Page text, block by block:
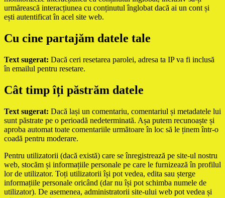
urmărească interacțiunea cu conținutul înglobat dacă ai un cont și
ești autentificat în acel site web.
Cu cine partajăm datele tale
Text sugerat: Dacă ceri resetarea parolei, adresa ta IP va fi inclusă
în emailul pentru resetare.
Cât timp îți păstrăm datele
Text sugerat: Dacă lași un comentariu, comentariul și metadatele lui
sunt păstrate pe o perioadă nedeterminată. Așa putem recunoaște și
aproba automat toate comentariile următoare în loc să le ținem într-o
coadă pentru moderare.
Pentru utilizatorii (dacă există) care se înregistrează pe site-ul nostru
web, stocăm și informațiile personale pe care le furnizează în profilul
lor de utilizator. Toți utilizatorii își pot vedea, edita sau șterge
informațiile personale oricând (dar nu își pot schimba numele de
utilizator). De asemenea, administratorii site-ului web pot vedea și